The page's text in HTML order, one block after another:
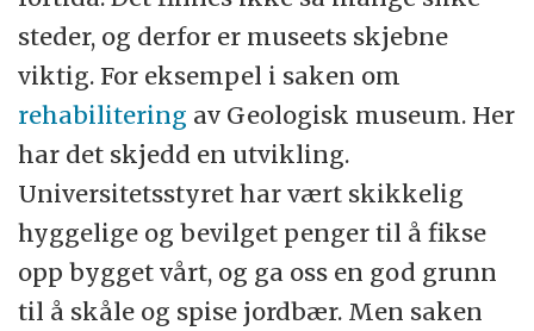
steder, og derfor er museets skjebne
viktig. For eksempel i saken om
rehabilitering av Geologisk museum. Her
har det skjedd en utvikling.
Universitetsstyret har vært skikkelig
hyggelige og bevilget penger til å fikse
opp bygget vårt, og ga oss en god grunn
til å skåle og spise jordbær. Men saken